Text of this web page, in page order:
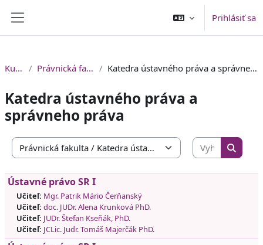
Prihlásiť sa
Kurzy Právnická fakulta Katedra ústavného práva a správneho práva
Katedra ústavného práva a
správneho práva
Kategórie kurzov
Vyhľadať
Ústavné právo SR I
Učiteľ: Mgr. Patrik Mário Čerňanský
Učiteľ: doc. JUDr. Alena Krunková PhD.
Učiteľ: JUDr. Štefan Kseňák, PhD.
Učiteľ: JCLic. Judr. Tomáš Majerčák PhD.